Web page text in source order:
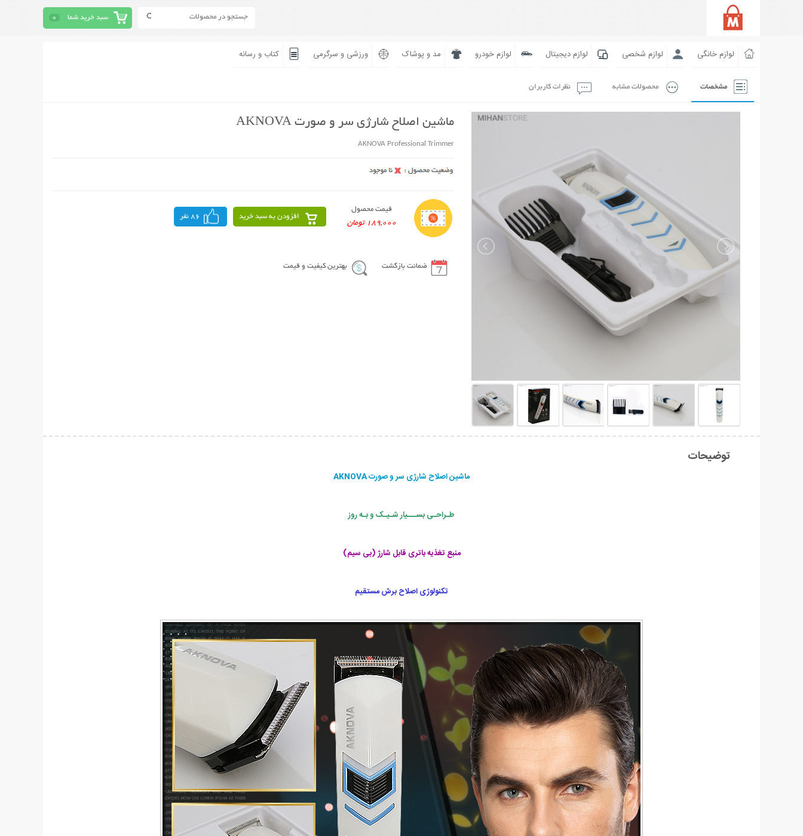
سبد خرید شما 0
لوازم خانگی لوازم شخصی لوازم دیجیتال لوازم خودرو مد و پوشاک ورزشی و سرگرمی کتاب و رسانه
مشخصات محصولات مشابه نظرات کاربران
ماشین اصلاح شارژی سر و صورت AKNOVA
AKNOVA Professional Trimmer
قیمت محصول
189,000 تومان
افزودن به سبد خرید 86 نفر
ضمانت بازگشت بهترین کیفیت و قیمت
توضیحات
ماشین اصلاح شارژی سر و صورت AKNOVA
طـراحـی بســـیار شـیـک و بـه روز
منبع تغذیه باتری قابل شارژ (بی سیم)
تکنولوژی اصلاح برش مستقیم